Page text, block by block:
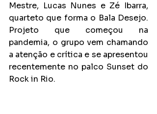
Mestre, Lucas Nunes e Zé Ibarra,
quarteto que forma o Bala Desejo.
Projeto que começou na
pandemia, o grupo vem chamando
a atenção e crítica e se apresentou
recentemente no palco Sunset do
Rock in Rio.